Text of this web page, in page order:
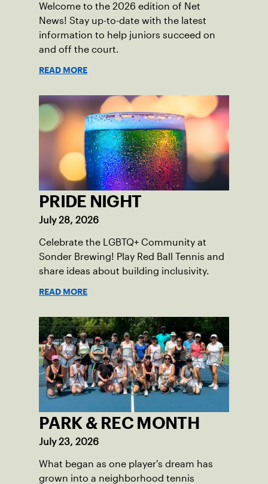
Welcome to the 2026 edition of Net
News! Stay up-to-date with the latest
information to help juniors succeed on
and off the court.
READ MORE
PRIDE NIGHT
July 28, 2026
Celebrate the LGBTQ+ Community at
Sonder Brewing! Play Red Ball Tennis and
share ideas about building inclusivity.
READ MORE
PARK & REC MONTH
July 23, 2026
What began as one player's dream has
grown into a neighborhood tennis